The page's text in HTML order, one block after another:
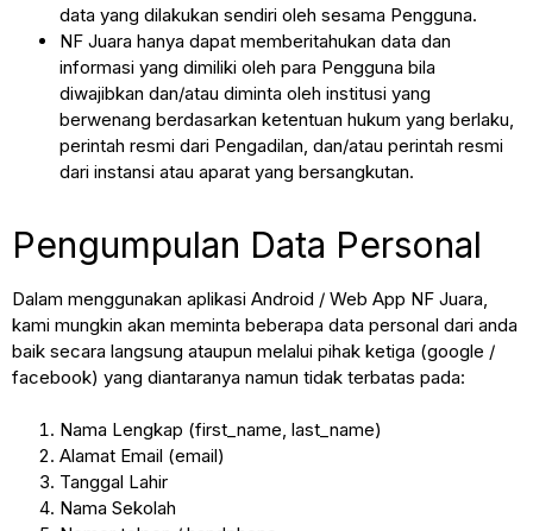
data yang dilakukan sendiri oleh sesama Pengguna.
NF Juara hanya dapat memberitahukan data dan
informasi yang dimiliki oleh para Pengguna bila
diwajibkan dan/atau diminta oleh institusi yang
berwenang berdasarkan ketentuan hukum yang berlaku,
perintah resmi dari Pengadilan, dan/atau perintah resmi
dari instansi atau aparat yang bersangkutan.
Pengumpulan Data Personal
Dalam menggunakan aplikasi Android / Web App NF Juara,
kami mungkin akan meminta beberapa data personal dari anda
baik secara langsung ataupun melalui pihak ketiga (google /
facebook) yang diantaranya namun tidak terbatas pada:
Nama Lengkap (first_name, last_name)
Alamat Email (email)
Tanggal Lahir
Nama Sekolah